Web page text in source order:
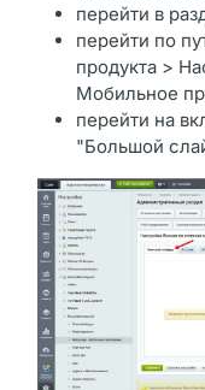
перейти в
перейти по
продукта >
Мобильное
перейти на
"Большой